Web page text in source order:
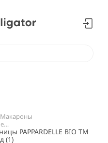
Макароны
Паста из твердых сортов пшеницы PAPPARDELLE BIO ТМ L`ORO DI GRAGNANO 500 г Су-вид